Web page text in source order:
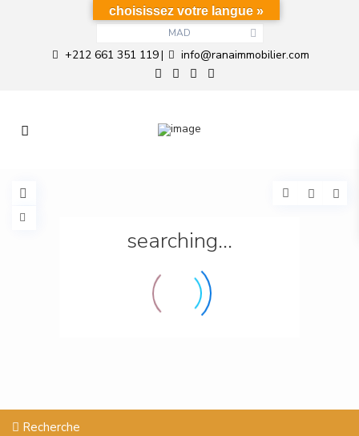
MAD
+212 661 351 119| info@ranaimmobilier.com
searching...
Recherche
choisissez votre langue »